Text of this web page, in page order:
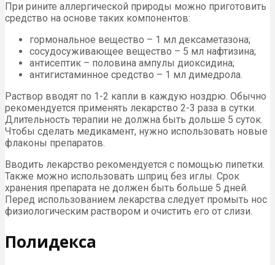
При рините аллергической природы можно приготовить
средство на основе таких компонентов:
гормональное вещество – 1 мл дексаметазона;
сосудосуживающее вещество – 5 мл нафтизина;
антисептик – половина ампулы диоксидина;
антигистаминное средство – 1 мл димедрола.
Раствор вводят по 1-2 капли в каждую ноздрю. Обычно
рекомендуется применять лекарство 2-3 раза в сутки.
Длительность терапии не должна быть дольше 5 суток.
Чтобы сделать медикамент, нужно использовать новые
флаконы препаратов.
Вводить лекарство рекомендуется с помощью пипетки.
Также можно использовать шприц без иглы. Срок
хранения препарата не должен быть больше 5 дней.
Перед использованием лекарства следует промыть нос
физиологическим раствором и очистить его от слизи.
Полидекса